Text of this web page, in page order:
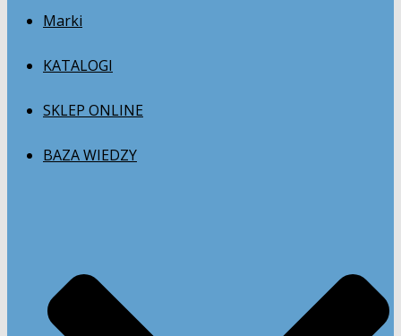
Marki
KATALOGI
SKLEP ONLINE
BAZA WIEDZY